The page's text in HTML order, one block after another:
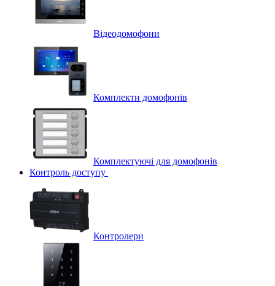
Відеодомофони
Комплекти домофонів
Комплектуючі для домофонів
Контроль доступу
Контролери